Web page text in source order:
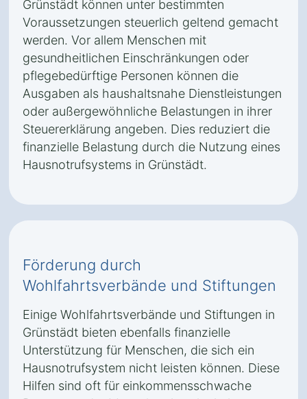
Grünstädt können unter bestimmten
Voraussetzungen steuerlich geltend gemacht
werden. Vor allem Menschen mit
gesundheitlichen Einschränkungen oder
pflegebedürftige Personen können die
Ausgaben als haushaltsnahe Dienstleistungen
oder außergewöhnliche Belastungen in ihrer
Steuererklärung angeben. Dies reduziert die
finanzielle Belastung durch die Nutzung eines
Hausnotrufsystems in Grünstädt.
Förderung durch
Wohlfahrtsverbände und Stiftungen
Einige Wohlfahrtsverbände und Stiftungen in
Grünstädt bieten ebenfalls finanzielle
Unterstützung für Menschen, die sich ein
Hausnotrufsystem nicht leisten können. Diese
Hilfen sind oft für einkommensschwache